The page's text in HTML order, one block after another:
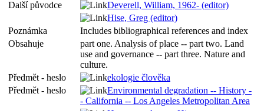
Další původce
Deverell, William, 1962- (editor)
Hise, Greg (editor)
Poznámka
Includes bibliographical references and index
Obsahuje
part one. Analysis of place -- part two. Land
use and governance -- part three. Nature and
culture.
Předmět - heslo
ekologie člověka
Předmět - heslo
Environmental degradation -- History -
- California -- Los Angeles Metropolitan Area